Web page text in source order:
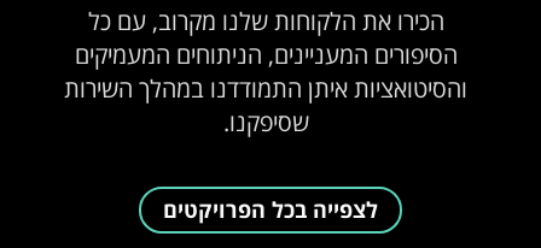
הכירו את הלקוחות שלנו מקרוב, עם כל
הסיפורים המעניינים, הניתוחים המעמיקים
והסיטואציות איתן התמודדנו במהלך השירות
שסיפקנו.
לצפייה בכל הפרויקטים